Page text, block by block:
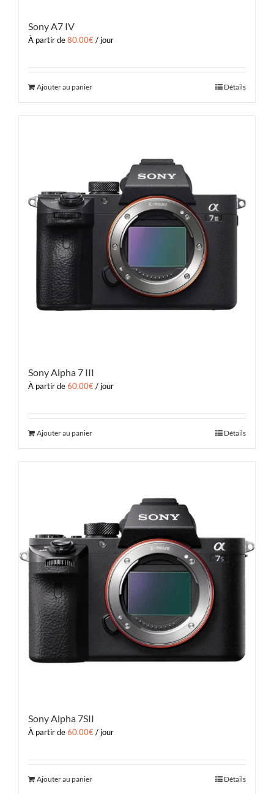
Sony A7 IV
À partir de80.00€/ jour
Ajouter au panier Détails
Sony Alpha 7 III
À partir de60.00€/ jour
Ajouter au panier Détails
Sony Alpha 7SII
À partir de60.00€/ jour
Ajouter au panier Détails